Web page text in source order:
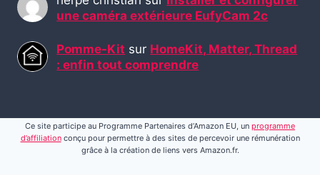
une caméra extérieure EufyCam 2c
Pomme-Kit sur HomeKit, Matter, Thread
: enfin tout comprendre
Ce site participe au Programme Partenaires d’Amazon EU, un programme
d’affiliationconçu pour permettre à des sites de percevoir une rémunération
grâce à la création de liens vers Amazon.fr.